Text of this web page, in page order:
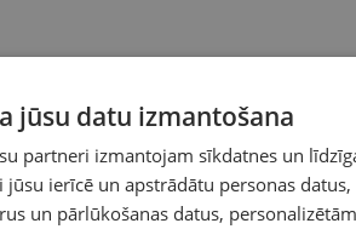
jūsu datu izmantošana
partneri izmantojam sīkdatnes un
ierīcē un apstrādātu personas
un pārlūkošanas datus,